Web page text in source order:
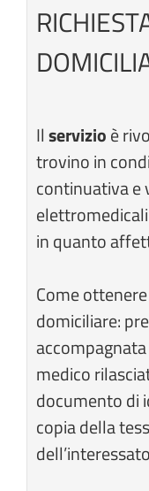
Ilservizioè
trovino in
continuativa e
in quanto
Come
domiciliare:
medico
documento di
copia della